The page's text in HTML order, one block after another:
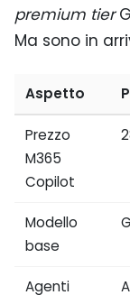
premium tier
Ma sono in
Aspetto
Prezzo
M365
Copilot
Modello
base
Agenti